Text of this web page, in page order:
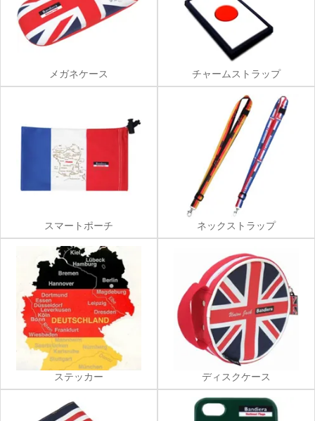
メガネケース チャームストラップ
スマートポーチ ネックストラップ
ステッカー ディスクケース